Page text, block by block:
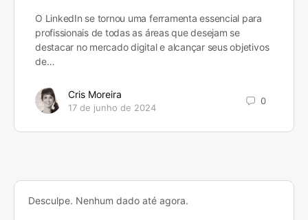
O LinkedIn se tornou uma ferramenta essencial para
profissionais de todas as áreas que desejam se
destacar no mercado digital e alcançar seus objetivos
de…
Cris Moreira
17 de junho de 2024
0
Desculpe. Nenhum dado até agora.